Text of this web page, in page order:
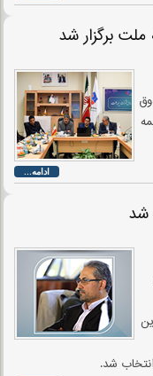
برگزار شد
ادامه...
شد
شد.